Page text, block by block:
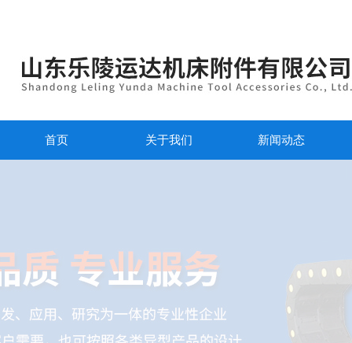
首页 关于我们 新闻动态